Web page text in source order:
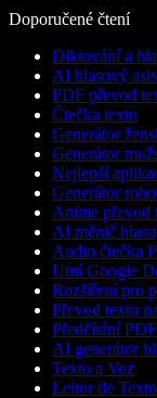
Doporučené čtení
Diktování a
AI hlasový
PDF převod
Čtečka textu
Generátor
Generátor
Nejlepší
Generátor
Anime převod
AI měnič hlasu
Audio čtečka
Umí Google
Rozšíření pro
Převod textu
Předčítání
AI generátor
Texto a Voz
Leitor de Texto